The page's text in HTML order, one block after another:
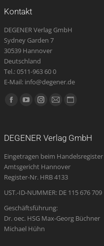
Kontakt
DEGENER Verlag GmbH
Sydney Garden 7
30539 Hannover
Deutschland
Tel.: 0511-963 60 0
E-Mail: info@degener.de
Finden Sie uns auf:
Facebook
new
window
YouTube
new
window
Instagram
new
window
E-
opens
in
new
Website
new
DEGENER Verlag GmbH
Eingetragen beim Handelsregister
Amtsgericht Hannover
Register-Nr. HRB 4133
UST.-ID-NUMMER: DE 115 676 709
Geschäftsführung:
Dr. oec. HSG Max-Georg Büchner
Michael Hühn